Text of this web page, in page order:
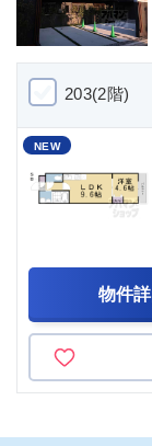
203(2階)
NEW
物件